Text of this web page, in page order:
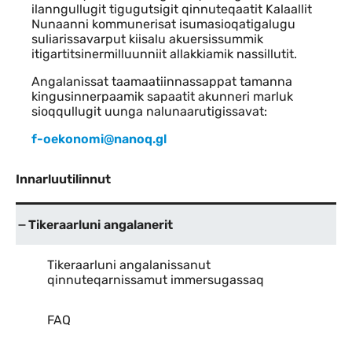
ilanngullugit tigugutsigit qinnuteqaatit Kalaallit
Nunaanni kommunerisat isumasioqatigalugu
suliarissavarput kiisalu akuersissummik
itigartitsinermilluunniit allakkiamik nassillutit.
Angalanissat taamaatiinnassappat tamanna
kingusinnerpaamik sapaatit akunneri marluk
sioqqullugit uunga nalunaarutigissavat:
f-oekonomi@nanoq.gl
Innarluutilinnut
Tikeraarluni angalanerit
Tikeraarluni angalanissanut
qinnuteqarnissamut immersugassaq
FAQ